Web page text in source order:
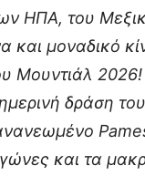
ΗΠΑ, του
και μοναδικό
Μουντιάλ 2026!
δράση
και τα